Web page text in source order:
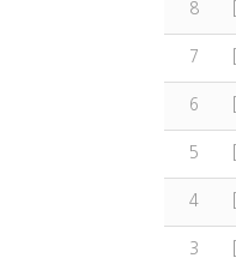
8
7
6
5
4
3